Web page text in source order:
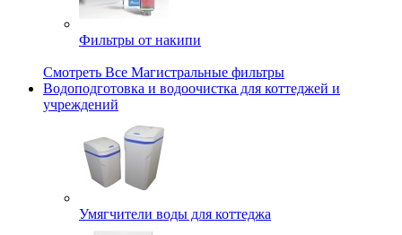
Фильтры от накипи
Смотреть Все Магистральные фильтры
Водоподготовка и водоочистка для коттеджей и
учреждений
Умягчители воды для коттеджа